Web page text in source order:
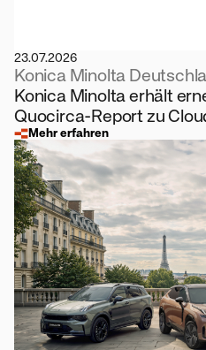
23.07.2026
Konica Minolta
Konica Minolta erhält
Quocirca-Report zu
Mehr erfahren